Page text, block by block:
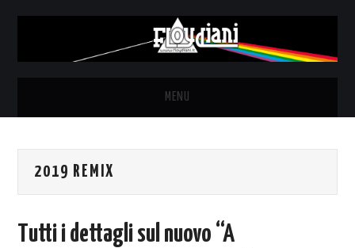
MENU
NEWS
2019 REMIX
Tutti i dettagli sul nuovo “A